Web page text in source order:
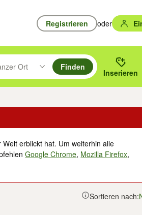
Registrieren oder
oben/unten durchsuchen und mit
drücken um zu suchen, oder
Ort
im Umkreis des gewählten Orts oder PLZ.
Finden
Inserieren
erblickt hat. Um weiterhin alle
Google Chrome, Mozilla Firefox,
Sortieren nach: